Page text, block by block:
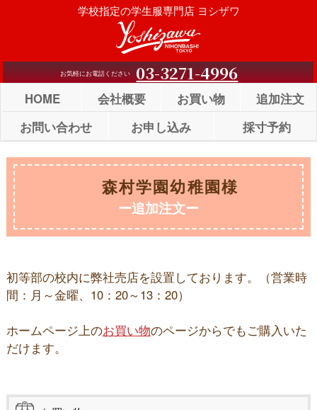
学校指定の学生服専門店 ヨシザワ
お気軽にお電話ください 03-3271-4996
HOME 会社概要 お買い物
追加注文
お問い合わせ
お申し込み 採寸予約
森村学園幼稚園様
ー追加注文ー
初等部の校内に弊社売店を設置しております。（営業時
間：月～金曜、10：20～13：20）
ホームページ上のお買い物のページからでもご購入いた
だけます。